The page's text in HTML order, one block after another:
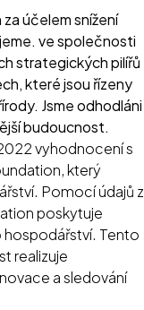
účelem snížení
ve společnosti
strategických pilířů
které jsou řízeny
Jsme odhodláni
budoucnost.
vyhodnocení s
který
Pomocí údajů z
poskytuje
Tento
realizuje
a sledování